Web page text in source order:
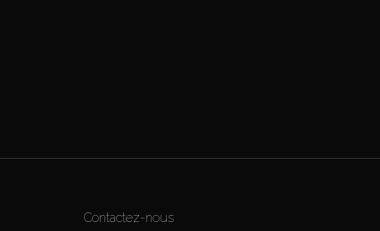
Contactez-nous